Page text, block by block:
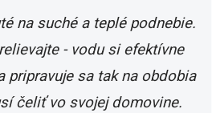
na suché a teplé podnebie.
- vodu si efektívne
pripravuje sa tak na obdobia
čeliť vo svojej domovine.